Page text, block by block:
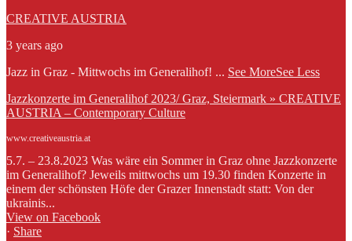
CREATIVE AUSTRIA
3 years ago
Jazz in Graz - Mittwochs im Generalihof! ... See MoreSee Less
Jazzkonzerte im Generalihof 2023/ Graz, Steiermark » CREATIVE
AUSTRIA – Contemporary Culture
www.creativeaustria.at
5.7. – 23.8.2023 Was wäre ein Sommer in Graz ohne Jazzkonzerte
im Generalihof? Jeweils mittwochs um 19.30 finden Konzerte in
einem der schönsten Höfe der Grazer Innenstadt statt: Von der
ukrainis...
View on Facebook
· Share